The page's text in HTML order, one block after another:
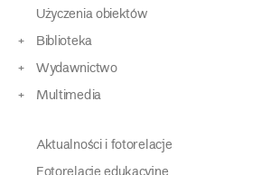
Użyczenia obiektów
Biblioteka
Wydawnictwo
Multimedia
Aktualności i fotorelacje